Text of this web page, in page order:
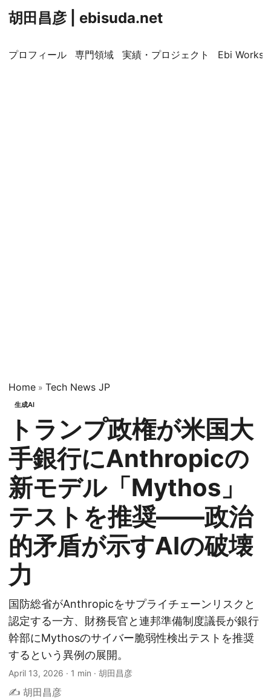
胡田昌彦 | ebisuda.net
プロフィール 専門領域 実績・プロジェクト Ebi
Home » Tech News JP
生成AI
トランプ政権が米国大
手銀行にAnthropicの
新モデル「Mythos」
テストを推奨——政治
的矛盾が示すAIの破壊
力
国防総省がAnthropicをサプライチェーンリスクと
認定する一方、財務長官と連邦準備制度議長が銀行
幹部にMythosのサイバー脆弱性検出テストを推奨
するという異例の展開。
April 13, 2026 · 1 min · 胡田昌彦
✍️ 胡田昌彦